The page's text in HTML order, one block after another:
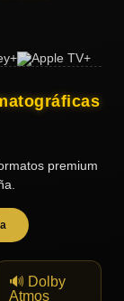
premium
🔊 Dolby
Atmos